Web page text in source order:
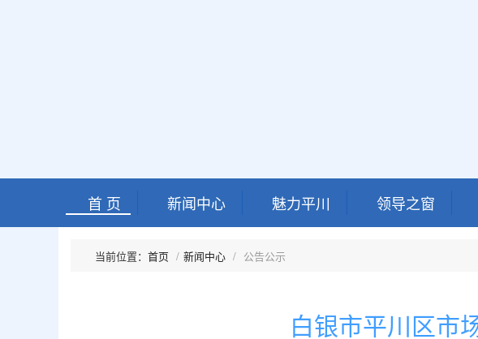
首 页 新闻中心 魅力平川 领导之窗
首页 新闻中心 公告公示
白银市平川区市